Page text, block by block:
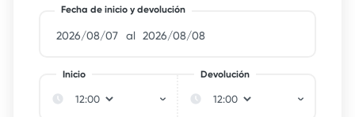
Fecha de inicio y devolución
al
Inicio Devolución